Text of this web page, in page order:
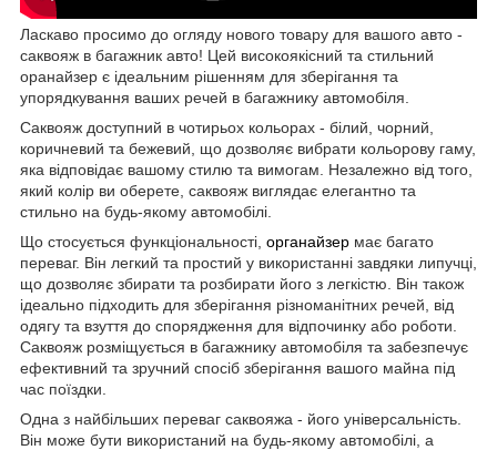
Ласкаво просимо до огляду нового товару для вашого авто -
саквояж в багажник авто! Цей високоякісний та стильний
оранайзер є ідеальним рішенням для зберігання та
упорядкування ваших речей в багажнику автомобіля.
Саквояж доступний в чотирьох кольорах - білий, чорний,
коричневий та бежевий, що дозволяє вибрати кольорову гаму,
яка відповідає вашому стилю та вимогам. Незалежно від того,
який колір ви оберете, саквояж виглядає елегантно та
стильно на будь-якому автомобілі.
Що стосується функціональності, органайзер має багато
переваг. Він легкий та простий у використанні завдяки липучці,
що дозволяє збирати та розбирати його з легкістю. Він також
ідеально підходить для зберігання різноманітних речей, від
одягу та взуття до спорядження для відпочинку або роботи.
Саквояж розміщується в багажнику автомобіля та забезпечує
ефективний та зручний спосіб зберігання вашого майна під
час поїздки.
Одна з найбільших переваг саквояжа - його універсальність.
Він може бути використаний на будь-якому автомобілі, а